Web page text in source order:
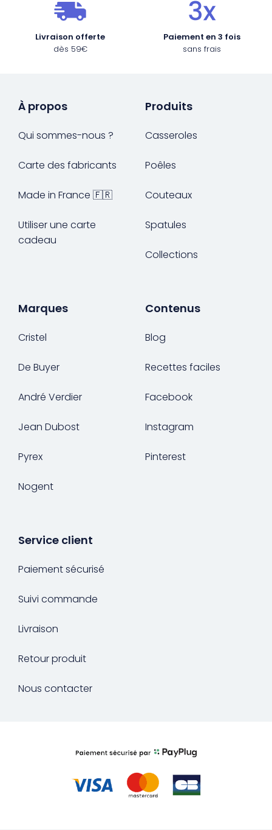
Livraison offerte
dès 59€
Paiement en 3 fois
sans frais
À propos
Qui sommes-nous ?
Carte des fabricants
Made in France 🇫🇷
Utiliser une carte
cadeau
Produits
Casseroles
Poêles
Couteaux
Spatules
Collections
Marques
Cristel
De Buyer
André Verdier
Jean Dubost
Pyrex
Nogent
Contenus
Blog
Recettes faciles
Facebook
Instagram
Pinterest
Service client
Paiement sécurisé
Suivi commande
Livraison
Retour produit
Nous contacter